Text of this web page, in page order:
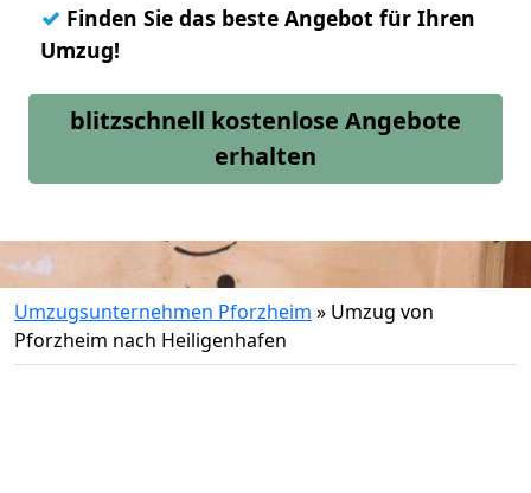
✓ Finden Sie das beste Angebot für Ihren
Umzug!
blitzschnell kostenlose Angebote
erhalten
Umzugsunternehmen Pforzheim » Umzug von
Pforzheim nach Heiligenhafen